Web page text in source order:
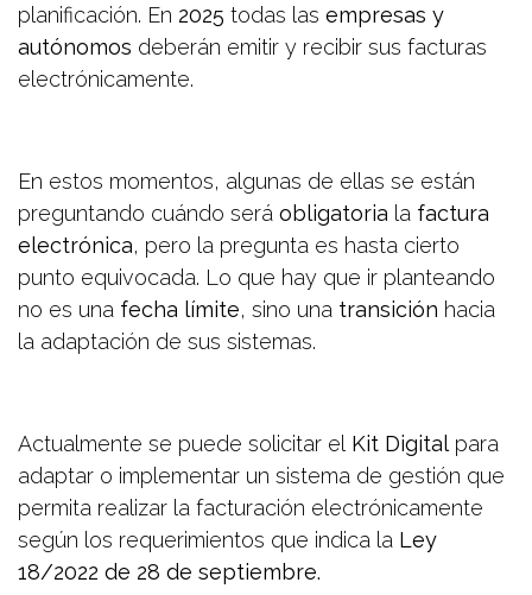
planificación. En 2025 todas las empresas y
autónomos deberán emitir y recibir sus facturas
electrónicamente.
En estos momentos, algunas de ellas se están
preguntando cuándo será obligatoria la factura
electrónica, pero la pregunta es hasta cierto
punto equivocada. Lo que hay que ir planteando
no es una fecha límite, sino una transición hacia
la adaptación de sus sistemas.
Actualmente se puede solicitar el Kit Digital para
adaptar o implementar un sistema de gestión que
permita realizar la facturación electrónicamente
según los requerimientos que indica la Ley
18/2022 de 28 de septiembre.